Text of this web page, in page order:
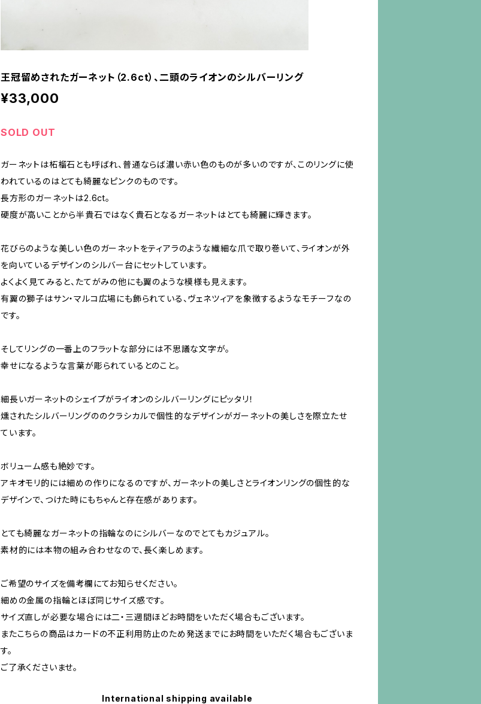
王冠留めされたガーネット（2.6ct）、二頭のライオンのシルバーリング
¥33,000
SOLD OUT
ガーネットは柘榴石とも呼ばれ、普通ならば濃い赤い色のものが多いのですが、このリングに使
われているのはとても綺麗なピンクのものです。
長方形のガーネットは2.6ct。
硬度が高いことから半貴石ではなく貴石となるガーネットはとても綺麗に輝きます。
花びらのような美しい色のガーネットをティアラのような繊細な爪で取り巻いて、ライオンが外
を向いているデザインのシルバー台にセットしています。
よくよく見てみると、たてがみの他にも翼のような模様も見えます。
有翼の獅子はサン・マルコ広場にも飾られている、ヴェネツィアを象徴するようなモチーフなの
です。
そしてリングの一番上のフラットな部分には不思議な文字が。
幸せになるような言葉が彫られているとのこと。
細長いガーネットのシェイプがライオンのシルバーリングにピッタリ！
燻されたシルバーリングののクラシカルで個性的なデザインがガーネットの美しさを際立たせ
ています。
ボリューム感も絶妙です。
アキオモリ的には細めの作りになるのですが、ガーネットの美しさとライオンリングの個性的な
デザインで、つけた時にもちゃんと存在感があります。
とても綺麗なガーネットの指輪なのにシルバーなのでとてもカジュアル。
素材的には本物の組み合わせなので、長く楽しめます。
ご希望のサイズを備考欄にてお知らせください。
細めの金属の指輪とほぼ同じサイズ感です。
サイズ直しが必要な場合には二・三週間ほどお時間をいただく場合もございます。
またこちらの商品はカードの不正利用防止のため発送までにお時間をいただく場合もございま
す。
ご了承くださいませ。
International shipping available